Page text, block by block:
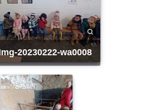
img-20230222-wa0008